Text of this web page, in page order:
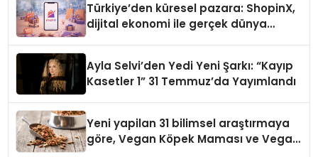
Türkiye’den küresel pazara: ShopinX,
dijital ekonomi ile gerçek dünya
Ayla Selvi’den Yedi Yeni Şarkı: “Kayıp
Kasetler 1” 31 Temmuz’da Yayımlandı
Yeni yapilan 31 bilimsel araştırmaya
göre, Vegan Köpek Maması ve Vegan